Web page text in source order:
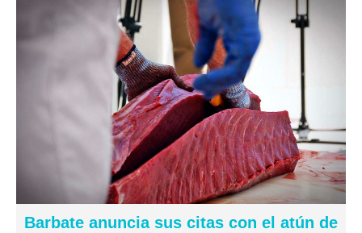
Barbate anuncia sus citas con el atún de